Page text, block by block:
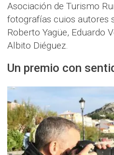
Asociación de Turismo
fotografías cuios autores
Roberto Yagüe, Eduardo
Albito Diéguez.
Un premio con